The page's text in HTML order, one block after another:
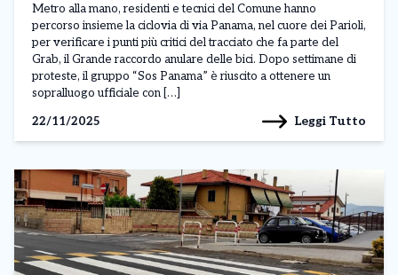
Metro alla mano, residenti e tecnici del Comune hanno
percorso insieme la ciclovia di via Panama, nel cuore dei Parioli,
per verificare i punti più critici del tracciato che fa parte del
Grab, il Grande raccordo anulare delle bici. Dopo settimane di
proteste, il gruppo “Sos Panama” è riuscito a ottenere un
sopralluogo ufficiale con […]
22/11/2025
Leggi Tutto